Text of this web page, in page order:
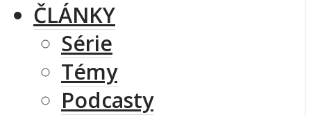
ČLÁNKY
Série
Témy
Podcasty